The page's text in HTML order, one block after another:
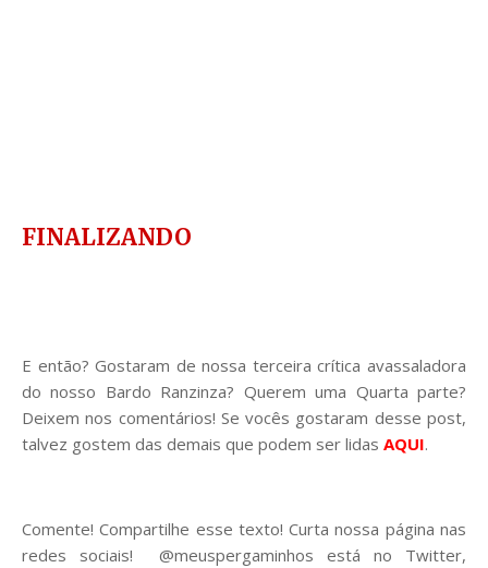
FINALIZANDO
E então? Gostaram de nossa terceira crítica avassaladora
do nosso Bardo Ranzinza? Querem uma Quarta parte?
Deixem nos comentários! Se vocês gostaram desse post,
talvez gostem das demais que podem ser lidas AQUI.
Comente! Compartilhe esse texto! Curta nossa página nas
redes sociais! @meuspergaminhos está no Twitter,